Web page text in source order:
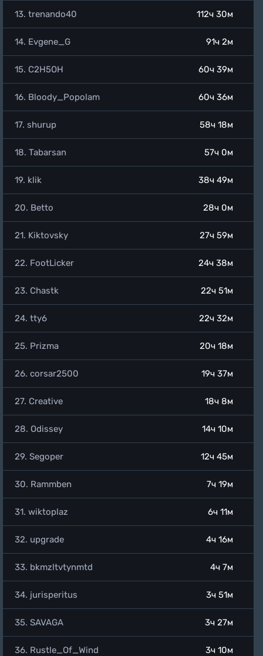
13. trenando40 112ч 30м
14. Evgene_G 91ч 2м
15. C2H5OH 60ч 39м
16. Bloody_Popolam 60ч 36м
17. shurup 58ч 18м
18. Tabarsan 57ч 0м
19. klik 38ч 49м
20. Betto 28ч 0м
21. Kiktovsky 27ч 59м
22. FootLicker 24ч 38м
23. Chastk 22ч 51м
24. tty6 22ч 32м
25. Prizma 20ч 18м
26. corsar2500 19ч 37м
27. Creative 18ч 8м
28. Odissey 14ч 10м
29. Segoper 12ч 45м
30. Rammben 7ч 19м
31. wiktoplaz 6ч 11м
32. upgrade 4ч 16м
33. bkmzltvtynmtd 4ч 7м
34. jurisperitus 3ч 51м
35. SAVAGA 3ч 27м
36. Rustle_Of_Wind 3ч 10м